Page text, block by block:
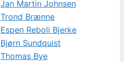
Jan Martin Johnsen
Trond Brænne
Espen Reboli Bjerke
Bjørn Sundquist
Thomas Bye